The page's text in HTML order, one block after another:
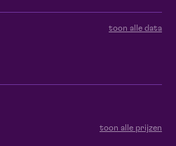
toon alle data
toon alle prijzen